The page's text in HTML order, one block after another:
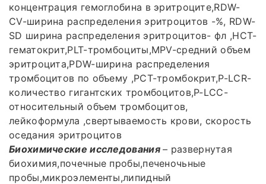
концентрация гемоглобина в эритроците,RDW-
CV-ширина распределения эритроцитов -%, RDW-
SD ширина распределения эритроцитов- фл ,HCT-
гематокрит,PLT-тромбоциты,MPV-средний объем
эритроцита,PDW-ширина распределения
тромбоцитов по объему ,PCT-тромбокрит,P-LCR-
количество гигантских тромбоцитов,P-LCC-
относительный объем тромбоцитов,
лейкоформула ,свертываемость крови, скорость
оседания эритроцитов
Биохимические исследования– развернутая
биохимия,почечные пробы,печеночьные
пробы,микроэлементы,липидный